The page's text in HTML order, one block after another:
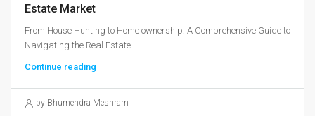
Estate Market
From House Hunting to Home ownership: A Comprehensive Guide to
Navigating the Real Estate...
Continue reading
by Bhumendra Meshram